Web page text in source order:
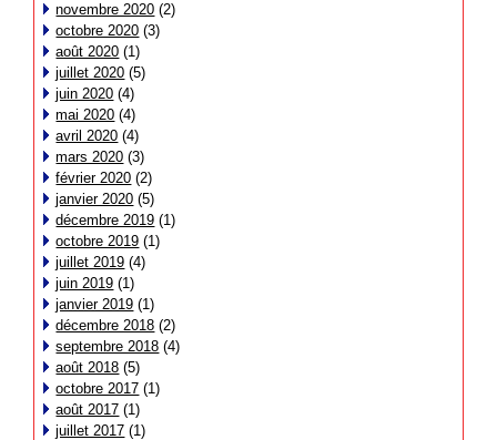
novembre 2020 (2)
octobre 2020 (3)
août 2020 (1)
juillet 2020 (5)
juin 2020 (4)
mai 2020 (4)
avril 2020 (4)
mars 2020 (3)
février 2020 (2)
janvier 2020 (5)
décembre 2019 (1)
octobre 2019 (1)
juillet 2019 (4)
juin 2019 (1)
janvier 2019 (1)
décembre 2018 (2)
septembre 2018 (4)
août 2018 (5)
octobre 2017 (1)
août 2017 (1)
juillet 2017 (1)